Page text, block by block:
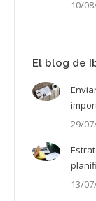
10/
El blog de
29/
13/